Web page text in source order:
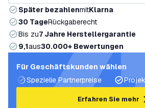
Später bezahlenmitKlarna
30 TageRückgaberecht
Bis zu7 Jahre Herstellergarantie
9,1aus30.000+ Bewertungen
Für Geschäftskunden wählen
Spezielle Partnerpreise
Erfahren Sie mehr